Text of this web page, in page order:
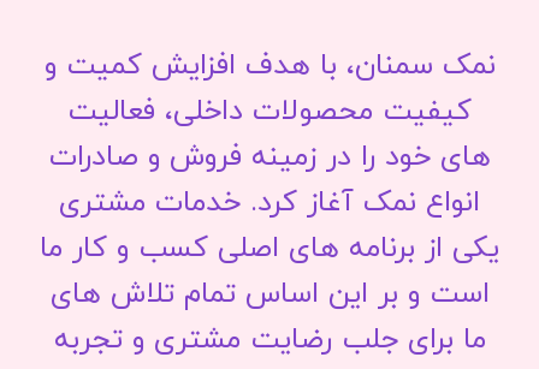
نمک سمنان، با هدف افزایش کمیت و
کیفیت محصولات داخلی، فعالیت
های خود را در زمینه فروش و صادرات
انواع نمک آغاز کرد. خدمات مشتری
یکی از برنامه های اصلی کسب و کار ما
است و بر این اساس تمام تلاش های
ما برای جلب رضایت مشتری و تجربه